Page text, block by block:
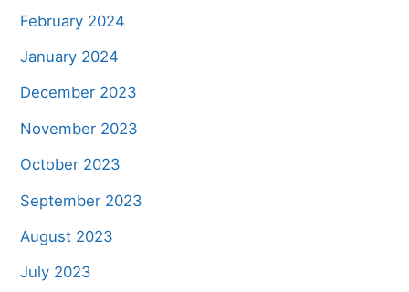
February 2024
January 2024
December 2023
November 2023
October 2023
September 2023
August 2023
July 2023